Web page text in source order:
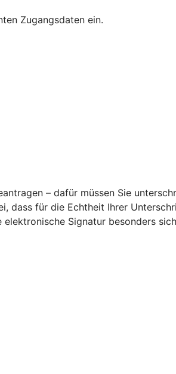
Zugangsdaten ein.
– dafür müssen Sie
dass für die Echtheit Ihrer
Signatur besonders